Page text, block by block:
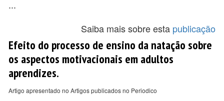
...
Saiba mais sobre esta publicação
Efeito do processo de ensino da natação sobre
os aspectos motivacionais em adultos
aprendizes.
Artigo apresentado no Artigos publicados no Periodico